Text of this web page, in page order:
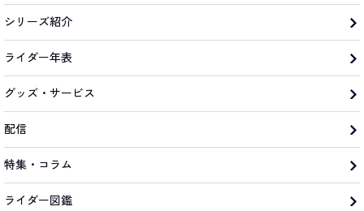
シリーズ紹介
ライダー年表
グッズ・サービス
配信
特集・コラム
ライダー図鑑